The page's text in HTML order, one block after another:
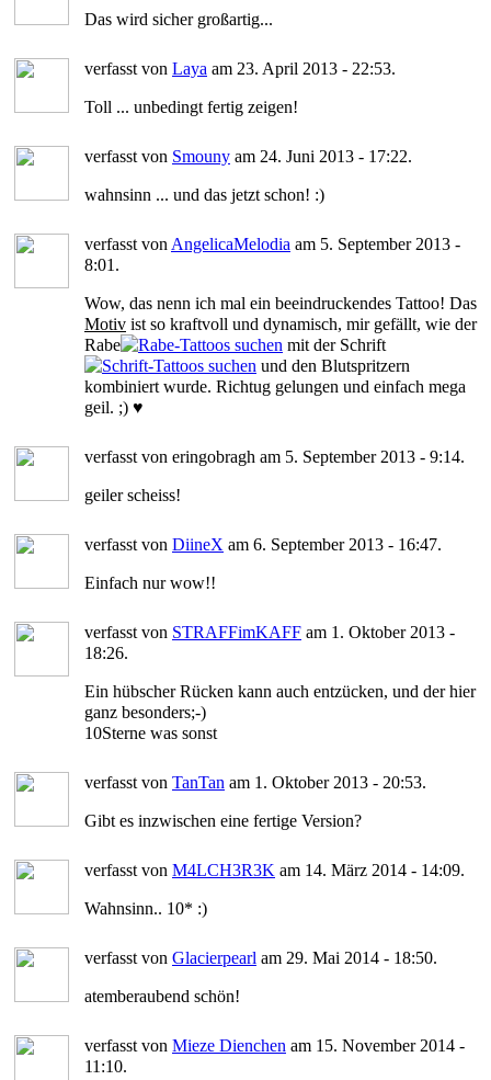
Das wird sicher großartig...
verfasst von Laya am 23. April 2013 - 22:53.
Toll ... unbedingt fertig zeigen!
verfasst von Smouny am 24. Juni 2013 - 17:22.
wahnsinn ... und das jetzt schon! :)
verfasst von AngelicaMelodia am 5. September 2013 -
8:01.
Wow, das nenn ich mal ein beeindruckendes Tattoo! Das
Motiv ist so kraftvoll und dynamisch, mir gefällt, wie der
Rabe
mit der Schrift
und den Blutspritzern
kombiniert wurde. Richtug gelungen und einfach mega
geil. ;) ♥
verfasst von eringobragh am 5. September 2013 - 9:14.
geiler scheiss!
verfasst von DiineX am 6. September 2013 - 16:47.
Einfach nur wow!!
verfasst von STRAFFimKAFF am 1. Oktober 2013 -
18:26.
Ein hübscher Rücken kann auch entzücken, und der hier
ganz besonders;-)
10Sterne was sonst
verfasst von TanTan am 1. Oktober 2013 - 20:53.
Gibt es inzwischen eine fertige Version?
verfasst von M4LCH3R3K am 14. März 2014 - 14:09.
Wahnsinn.. 10* :)
verfasst von Glacierpearl am 29. Mai 2014 - 18:50.
atemberaubend schön!
verfasst von Mieze Dienchen am 15. November 2014 -
11:10.